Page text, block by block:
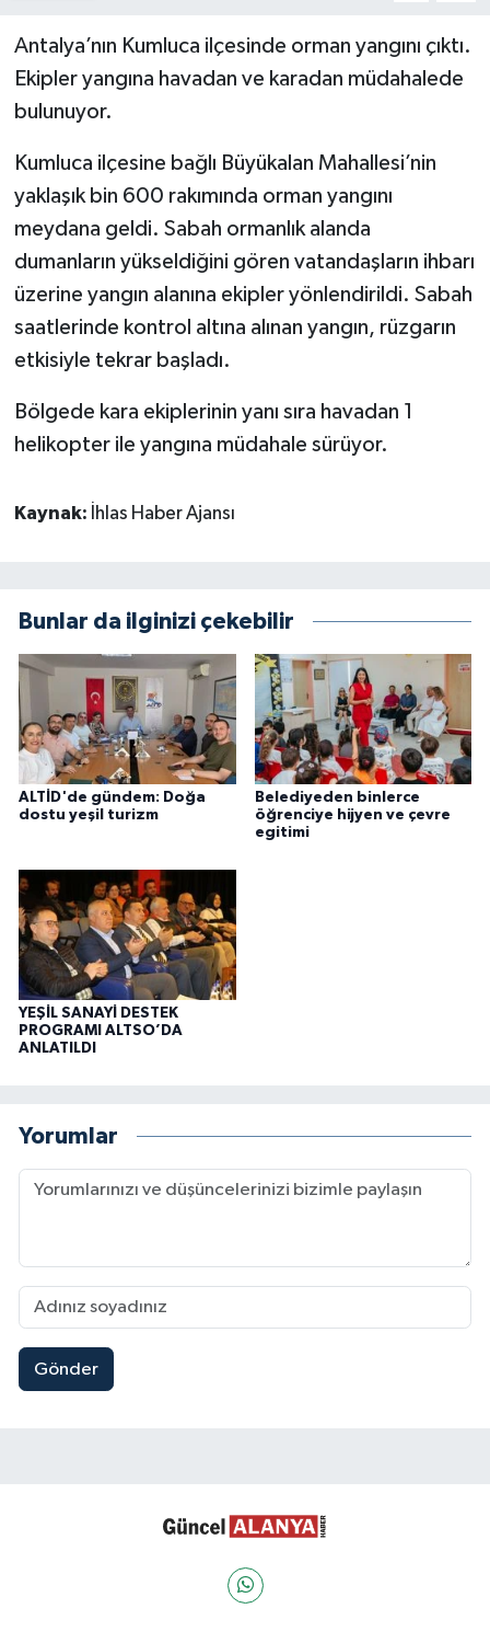
Antalya’nın Kumluca ilçesinde orman yangını çıktı.
Ekipler yangına havadan ve karadan müdahalede
bulunuyor.
Kumluca ilçesine bağlı Büyükalan Mahallesi’nin
yaklaşık bin 600 rakımında orman yangını
meydana geldi. Sabah ormanlık alanda
dumanların yükseldiğini gören vatandaşların ihbarı
üzerine yangın alanına ekipler yönlendirildi. Sabah
saatlerinde kontrol altına alınan yangın, rüzgarın
etkisiyle tekrar başladı.
Bölgede kara ekiplerinin yanı sıra havadan 1
helikopter ile yangına müdahale sürüyor.
Kaynak: İhlas Haber Ajansı
Bunlar da ilginizi çekebilir
ALTİD'de gündem: Doğa
dostu yeşil turizm
Belediyeden binlerce
öğrenciye hijyen ve çevre
egitimi
YEŞİL SANAYİ DESTEK
PROGRAMI ALTSO’DA
ANLATILDI
Yorumlar
Gönder